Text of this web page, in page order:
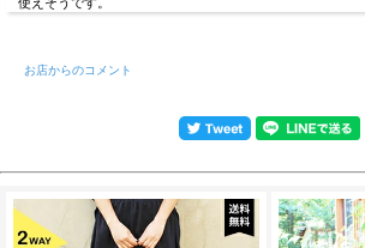
お店からのコメント